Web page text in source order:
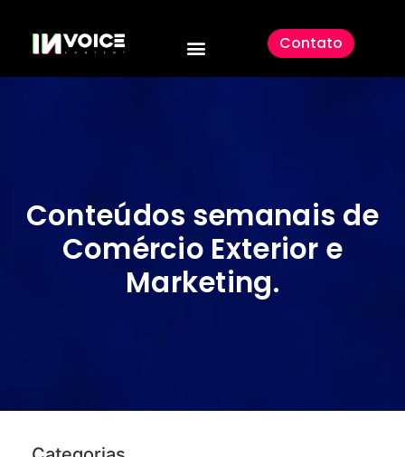
Contato
Conteúdos semanais de
Comércio Exterior e
Marketing.